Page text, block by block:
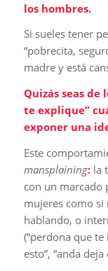
los hombres.
Si sueles tener
“pobrecita,
madre y está
Quizás seas
te explique”
exponer una
Este
mansplaining: la
con un marcado
mujeres como si
hablando, o
(“perdona que
esto”, “anda